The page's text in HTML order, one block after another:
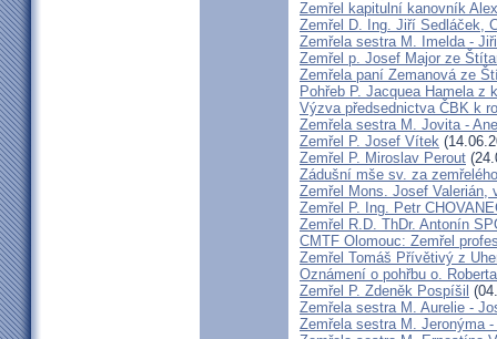
Zemřel kapitulní kanovník
Zemřel D. Ing. Jiří Sedláček,
Zemřela sestra M. Imelda -
Zemřel p. Josef Major ze
Zemřela paní Zemanová ze
Pohřeb P. Jacquea Hamela z
Výzva předsednictva ČBK k
Zemřela sestra M. Jovita -
Zemřel P. Josef Vítek
Zemřel P. Miroslav Perout
Zádušní mše sv. za
Zemřel Mons. Josef Valerián,
Zemřel P. Ing. Petr
Zemřel R.D. ThDr. Antonín
CMTF Olomouc: Zemřel
Zemřel Tomáš Přívětivý z
Oznámení o pohřbu o.
Zemřel P. Zdeněk Pospíšil
Zemřela sestra M. Aurelie -
Zemřela sestra M. Jeronýma